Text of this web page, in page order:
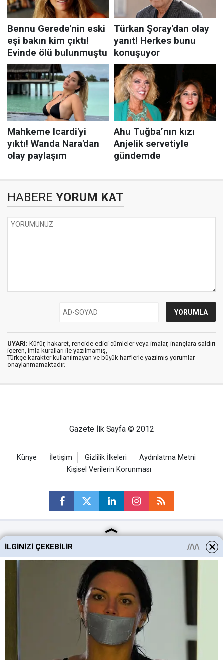
HABERE YORUM KAT
UYARI: Küfür, hakaret, rencide edici cümleler veya imalar, inançlara saldırı
içeren, imla kuralları ile yazılmamış,
Türkçe karakter kullanılmayan ve büyük harflerle yazılmış yorumlar
onaylanmamaktadır.
Gazete İlk Sayfa © 2012
Künye İletişim Gizlilik İlkeleri
Aydınlatma Metni
Kişisel Verilerin Korunması
Ankara Haberleri
Keçiören Haberleri
Haber Portalı Yazılımı
İLGINIZI ÇEKEBILIR